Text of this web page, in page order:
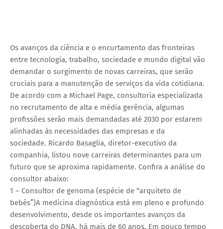
Os avanços da ciência e o encurtamento das fronteiras
entre tecnologia, trabalho, sociedade e mundo digital vão
demandar o surgimento de novas carreiras, que serão
cruciais para a manutenção de serviços da vida cotidiana.
De acordo com a Michael Page, consultoria especializada
no recrutamento de alta e média gerência, algumas
profissões serão mais demandadas até 2030 por estarem
alinhadas às necessidades das empresas e da
sociedade. Ricardo Basaglia, diretor-executivo da
companhia, listou nove carreiras determinantes para um
futuro que se aproxima rapidamente. Confira a análise do
consultor abaixo:
1 – Consultor de genoma (espécie de “arquiteto de
bebês”)A medicina diagnóstica está em pleno e profundo
desenvolvimento, desde os importantes avanços da
descoberta do DNA, há mais de 60 anos. Em pouco tempo